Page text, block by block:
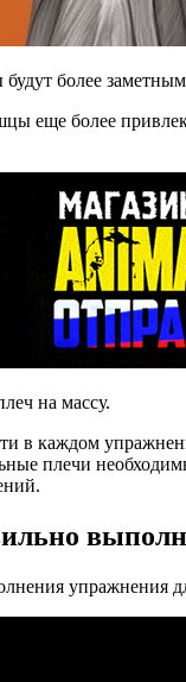
более
еще более
на массу.
в каждом
плечи
упражнения